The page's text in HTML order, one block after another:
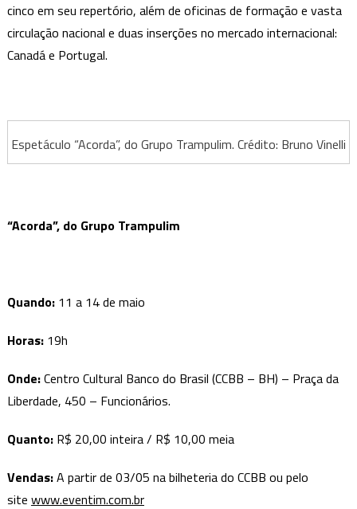
cinco em seu repertório, além de oficinas de formação e vasta
circulação nacional e duas inserções no mercado internacional:
Canadá e Portugal.
Espetáculo “Acorda”, do Grupo Trampulim. Crédito: Bruno Vinelli
“Acorda”, do Grupo Trampulim
Quando:11 a 14 de maio
Horas: 19h
Onde:Centro Cultural Banco do Brasil (CCBB – BH) – Praça da
Liberdade, 450 – Funcionários.
Quanto: R$ 20,00 inteira / R$ 10,00 meia
Vendas:A partir de 03/05 na bilheteria do CCBB ou pelo
site www.eventim.com.br